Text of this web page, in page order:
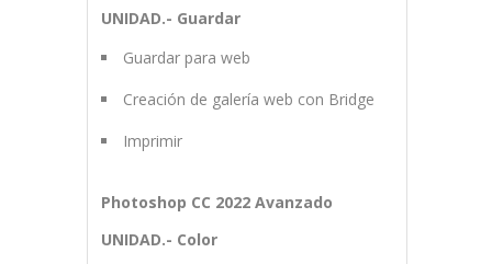
UNIDAD.- Guardar
Guardar para web
Creación de galería web con Bridge
Imprimir
Photoshop CC 2022 Avanzado
UNIDAD.- Color